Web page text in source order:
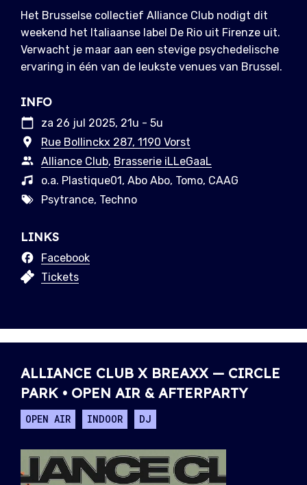
Het Brusselse collectief Alliance Club nodigt dit
weekend het Italiaanse label De Rio uit Firenze uit.
Verwacht je maar aan een stevige psychedelische
ervaring in één van de leukste venues van Brussel.
INFO
za 26 jul 2025, 21u - 5u
Rue Bollinckx 287, 1190 Vorst
Alliance Club, Brasserie iLLeGaaL
o.a. Plastique01, Abo Abo, Tomo, CAAG
Psytrance, Techno
LINKS
Facebook
Tickets
ALLIANCE CLUB X BREAXX — CIRCLE
PARK • OPEN AIR & AFTERPARTY
OPEN AIR INDOOR DJ